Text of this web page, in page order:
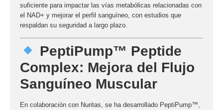
suficiente para impactar las vías metabólicas relacionadas con
el NAD+ y mejorar el perfil sanguíneo, con estudios que
respaldan su seguridad a largo plazo.
PeptiPump™ Peptide
Complex: Mejora del Flujo
Sanguíneo Muscular
En colaboración con Nuritas , se ha desarrollado PeptiPump™